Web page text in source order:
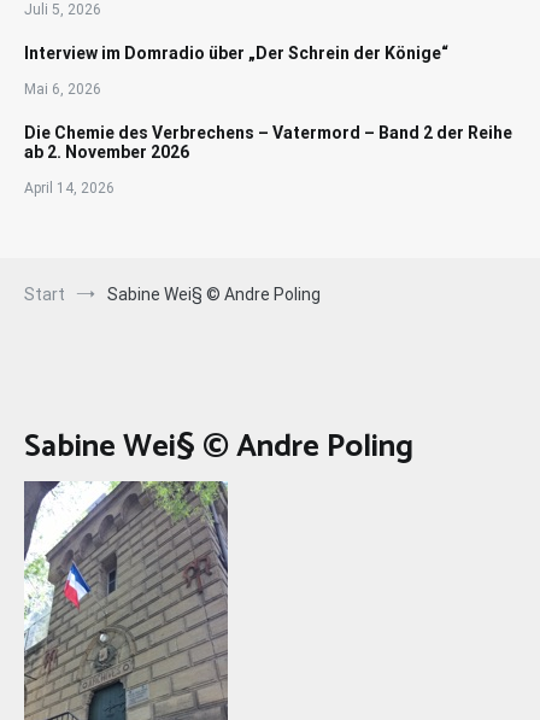
Juli 5, 2026
Interview im Domradio über „Der Schrein der Könige“
Mai 6, 2026
Die Chemie des Verbrechens – Vatermord – Band 2 der Reihe
ab 2. November 2026
April 14, 2026
Start Sabine Wei§ © Andre Poling
Sabine Wei§ © Andre Poling